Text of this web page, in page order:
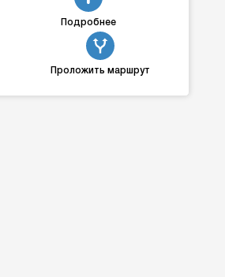
Подробнее
Проложить маршрут